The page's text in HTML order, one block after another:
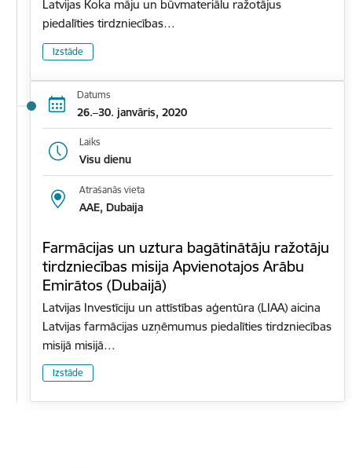
Latvijas Koka māju un būvmateriālu ražotājus
piedalīties tirdzniecības…
Izstāde
Datums
26.–30. janvāris, 2020
Laiks
Visu dienu
Atrašanās vieta
AAE, Dubaija
Farmācijas un uztura bagātinātāju ražotāju
tirdzniecības misija Apvienotajos Arābu
Emirātos (Dubaijā)
Latvijas Investīciju un attīstības aģentūra (LIAA) aicina
Latvijas farmācijas uzņēmumus piedalīties tirdzniecības
misijā misijā…
Izstāde